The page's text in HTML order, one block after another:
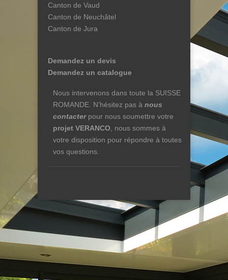
Canton de Vaud
Canton de Neuchâtel
Canton de Jura
Demandez un devis
Demandez un catalogue
Nous intervenons dans toute la SUISSE
ROMANDE. N’hésitez pas à nous
contacter pour nous soumettre votre
projet VERANCO , nous sommes à
votre disposition pour répondre à toutes
vos questions.